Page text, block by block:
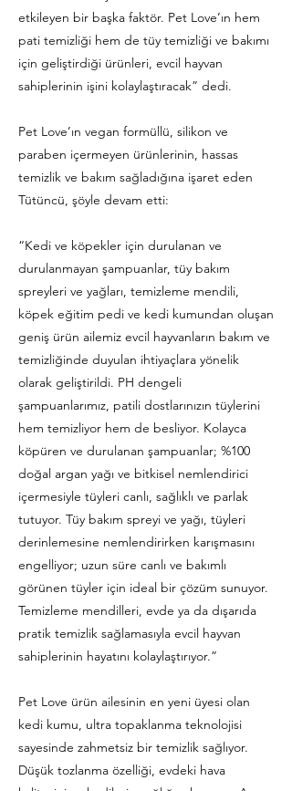
etkileyen bir başka faktör. Pet Love’ın hem
pati temizliği hem de tüy temizliği ve bakımı
için geliştirdiği ürünleri, evcil hayvan
sahiplerinin işini kolaylaştıracak” dedi.
Pet Love’ın vegan formüllü, silikon ve
paraben içermeyen ürünlerinin, hassas
temizlik ve bakım sağladığına işaret eden
Tütüncü, şöyle devam etti:
“Kedi ve köpekler için durulanan ve
durulanmayan şampuanlar, tüy bakım
spreyleri ve yağları, temizleme mendili,
köpek eğitim pedi ve kedi kumundan oluşan
geniş ürün ailemiz evcil hayvanların bakım ve
temizliğinde duyulan ihtiyaçlara yönelik
olarak geliştirildi. PH dengeli
şampuanlarımız, patili dostlarınızın tüylerini
hem temizliyor hem de besliyor. Kolayca
köpüren ve durulanan şampuanlar; %100
doğal argan yağı ve bitkisel nemlendirici
içermesiyle tüyleri canlı, sağlıklı ve parlak
tutuyor. Tüy bakım spreyi ve yağı, tüyleri
derinlemesine nemlendirirken karışmasını
engelliyor; uzun süre canlı ve bakımlı
görünen tüyler için ideal bir çözüm sunuyor.
Temizleme mendilleri, evde ya da dışarıda
pratik temizlik sağlamasıyla evcil hayvan
sahiplerinin hayatını kolaylaştırıyor.”
Pet Love ürün ailesinin en yeni üyesi olan
kedi kumu, ultra topaklanma teknolojisi
sayesinde zahmetsiz bir temizlik sağlıyor.
Düşük tozlanma özelliği, evdeki hava